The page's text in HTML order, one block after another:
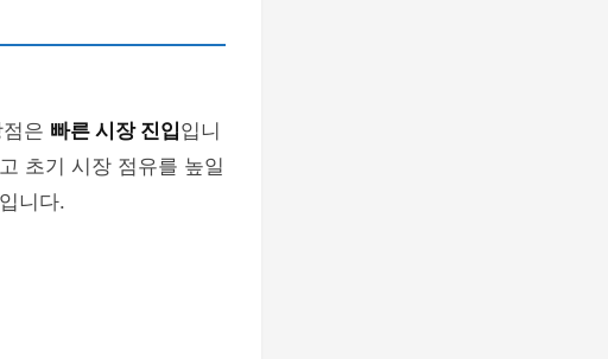
은 빠른 시장 진입입니
초기 시장 점유를 높일
니다.